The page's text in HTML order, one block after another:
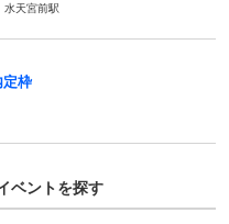
天宮前駅
定枠
ベントを探す